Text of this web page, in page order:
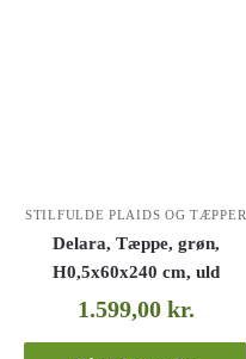
STILFULDE PLAIDS OG TÆPPER
Delara, Tæppe, grøn,
H0,5x60x240 cm, uld
1.599,00 kr.